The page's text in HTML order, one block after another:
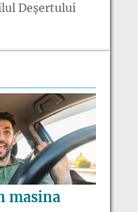
Deșertului
masina